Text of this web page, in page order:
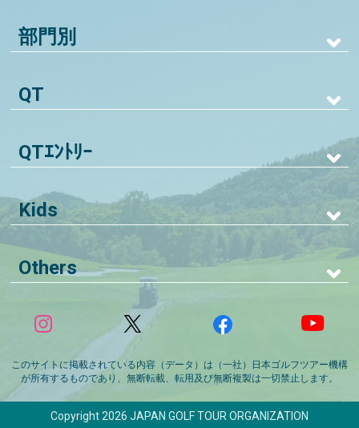
部門別
QT
QTｴﾝﾄﾘｰ
Kids
Others
このサイトに掲載されている内容（データ）は（一社）日本ゴルフツアー機構
が所有するものであり、無断転載、転用及び無断複製は一切禁止します。
Copyright 2026 JAPAN GOLF TOUR ORGANIZATION